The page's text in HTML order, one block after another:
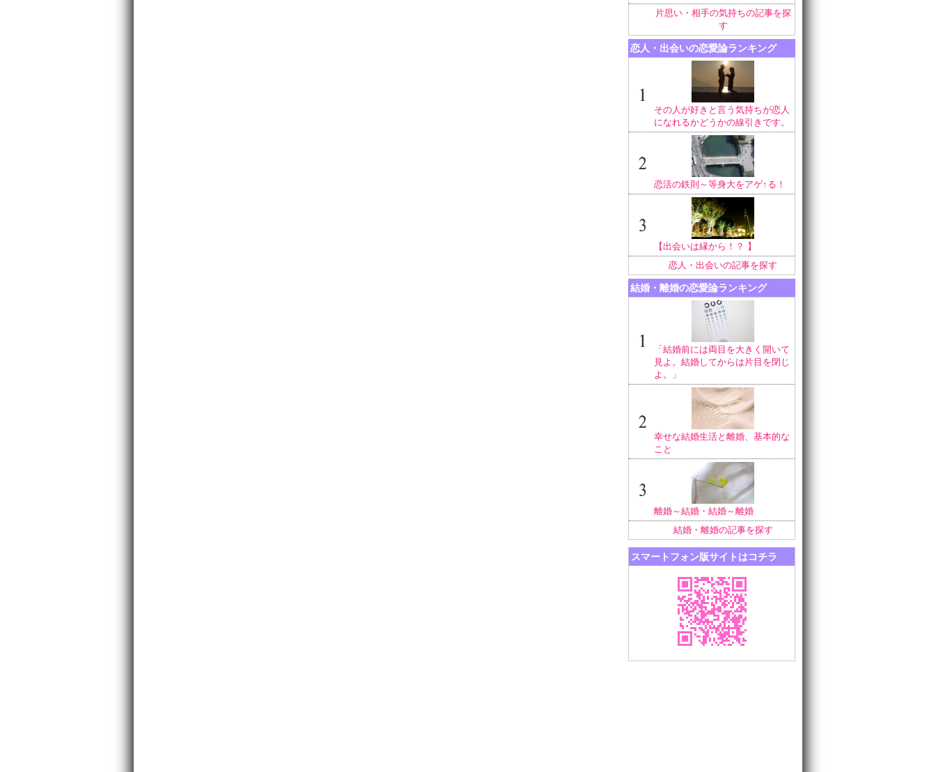
片思い・相手の気持ちの記事を探
す
恋人・出会いの恋愛論ランキング
その人が好きと言う気持ちが恋人
になれるかどうかの線引きです。
恋活の鉄則～等身大をアゲ↑る！
【出会いは縁から！？ 】
恋人・出会いの記事を探す
結婚・離婚の恋愛論ランキング
「結婚前には両目を大きく開いて
見よ。結婚してからは片目を閉じ
よ。」
幸せな結婚生活と離婚、基本的な
こと
離婚～結婚・結婚～離婚
結婚・離婚の記事を探す
スマートフォン版サイトはコチラ